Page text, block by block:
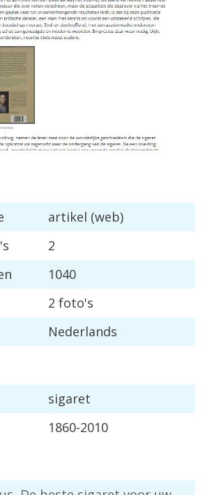
artikel (web)
2
1040
2 foto's
Nederlands
sigaret
1860-2010